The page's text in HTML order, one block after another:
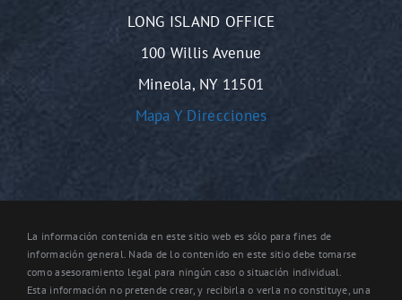
LONG ISLAND OFFICE
100 Willis Avenue
Mineola, NY 11501
Mapa Y Direcciones
La información contenida en este sitio web es sólo para fines de
información general. Nada de lo contenido en este sitio debe tomarse
como asesoramiento legal para ningún caso o situación individual.
Esta información no pretende crear, y recibirla o verla no constituye, una